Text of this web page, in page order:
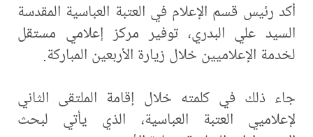
أكد رئيس قسم الإعلام في العتبة العباسية المقدسة
السيد علي البدري، توفير مركز إعلامي مستقل
لخدمة الإعلاميين خلال زيارة الأربعين المباركة.
جاء ذلك في كلمته خلال إقامة الملتقى الثاني
لإعلاميي العتبة العباسية، الذي يأتي لبحث